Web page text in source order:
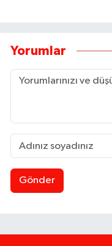
Yorumlar
Gönder